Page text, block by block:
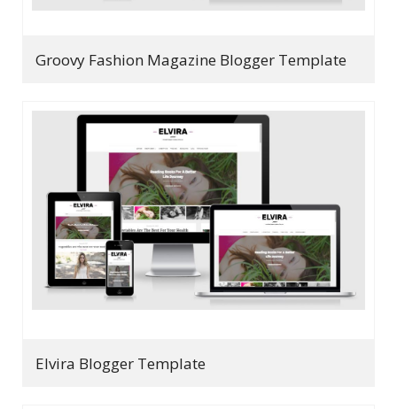
Groovy Fashion Magazine Blogger Template
Elvira Blogger Template